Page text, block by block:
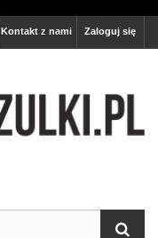
Zaloguj się
Kontakt z nami